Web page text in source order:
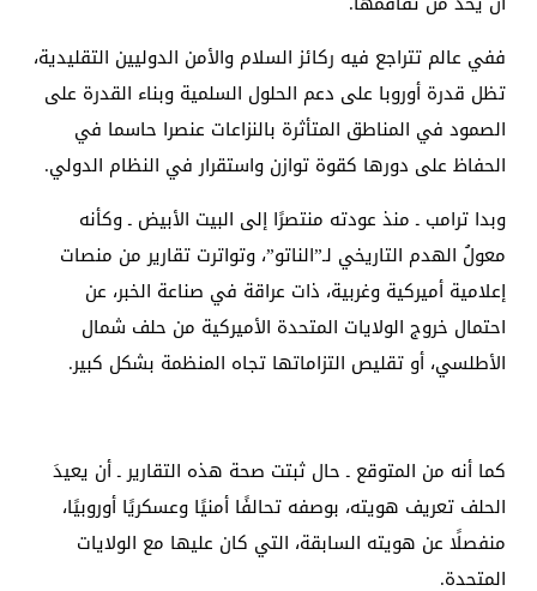
ففي عالم تتراجع فيه ركائز السلام والأمن الدوليين التقليدية،
تظل قدرة أوروبا على دعم الحلول السلمية وبناء القدرة على
الصمود في المناطق المتأثرة بالنزاعات عنصرا حاسما في
الحفاظ على دورها كقوة توازن واستقرار في النظام الدولي.
وبدا ترامب ـ منذ عودته منتصرًا إلى البيت الأبيض ـ وكأنه
معولُ الهدم التاريخي لـ”الناتو”، وتواترت تقارير من منصات
إعلامية أميركية وغربية، ذات عراقة في صناعة الخبر، عن
احتمال خروج الولايات المتحدة الأميركية من حلف شمال
الأطلسي، أو تقليص التزاماتها تجاه المنظمة بشكل كبير.
كما أنه من المتوقع ـ حال ثبتت صحة هذه التقارير ـ أن يعيدَ
الحلف تعريف هويته، بوصفه تحالفًا أمنيًا وعسكريًا أوروبيًا،
منفصلًا عن هويته السابقة، التي كان عليها مع الولايات
المتحدة.